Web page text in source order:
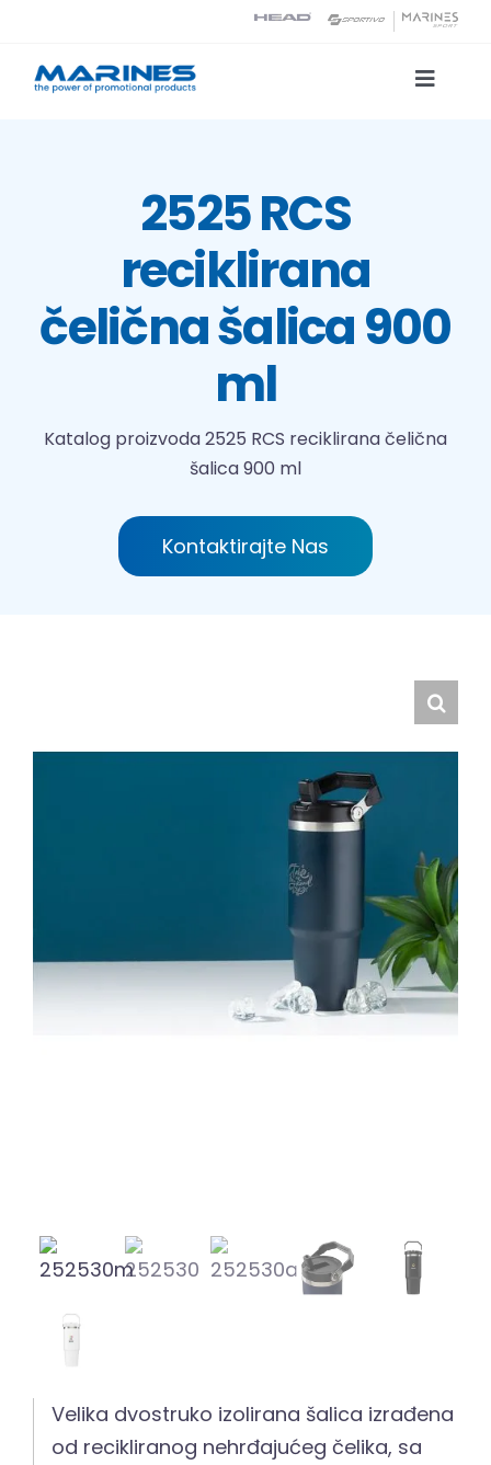
content
Toggle
Tehnologije tiska2525 RCS
reciklirana
čelična šalica 900
ml
Katalog proizvoda2525 RCS reciklirana čelična
šalica 900 ml
Kontaktirajte Nas
Velika dvostruko izolirana šalica izrađena
od recikliranog nehrđajućeg čelika, sa